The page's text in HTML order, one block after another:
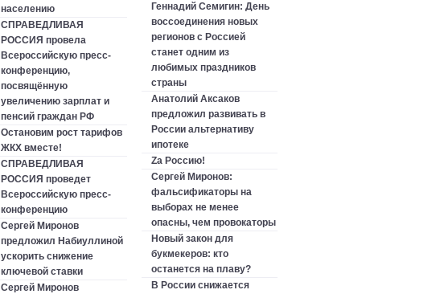
населению
СПРАВЕДЛИВАЯ
РОССИЯ провела
Всероссийскую пресс-
конференцию,
посвящённую
увеличению зарплат и
пенсий граждан РФ
Остановим рост тарифов
ЖКХ вместе!
СПРАВЕДЛИВАЯ
РОССИЯ проведет
Всероссийскую пресс-
конференцию
Сергей Миронов
предложил Набиуллиной
ускорить снижение
ключевой ставки
Сергей Миронов
Геннадий Семигин: День
воссоединения новых
регионов с Россией
станет одним из
любимых праздников
страны
Анатолий Аксаков
предложил развивать в
России альтернативу
ипотеке
Zа Россию!
Сергей Миронов:
фальсификаторы на
выборах не менее
опасны, чем провокаторы
Новый закон для
букмекеров: кто
останется на плаву?
В России снижается